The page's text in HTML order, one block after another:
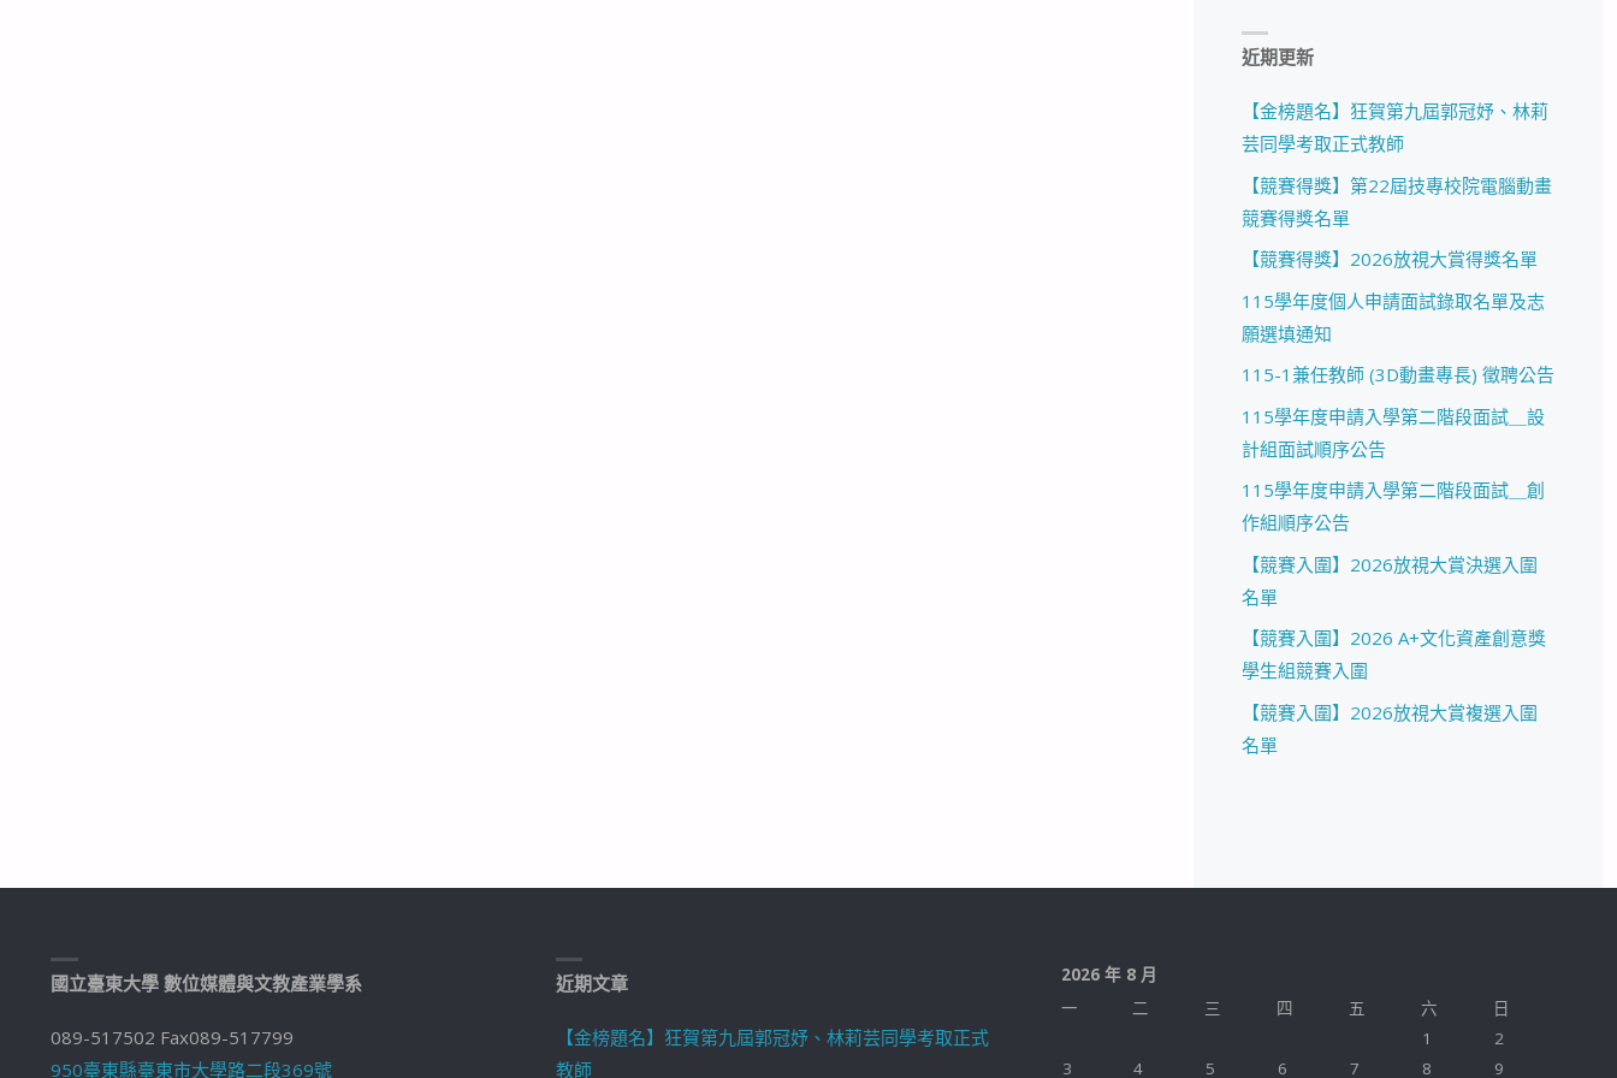
近期更新
【金榜題名】狂賀第九屆郭冠妤、林莉
芸同學考取正式教師
【競賽得獎】第22屆技專校院電腦動畫
競賽得獎名單
【競賽得獎】2026放視大賞得獎名單
115學年度個人申請面試錄取名單及志
願選填通知
115-1兼任教師 (3D動畫專長) 徵聘公告
115學年度申請入學第二階段面試＿設
計組面試順序公告
115學年度申請入學第二階段面試＿創
作組順序公告
【競賽入圍】2026放視大賞決選入圍
名單
【競賽入圍】2026 A+文化資產創意獎
學生組競賽入圍
【競賽入圍】2026放視大賞複選入圍
名單
國立臺東大學 數位媒體與文教產業學系
089-517502 Fax089-517799
950臺東縣臺東市大學路二段369號
近期文章
【金榜題名】狂賀第九屆郭冠妤、林莉芸同學考取正式
教師
2026 年 8 月
一
二 三 四 五 六
日
1
2
3
4 5 6 7 8 9